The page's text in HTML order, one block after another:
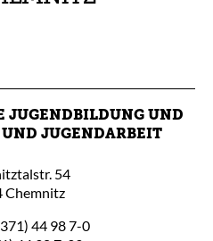
UND O
JUGENDARBEIT
54
Chemnitz
44 98 7-0